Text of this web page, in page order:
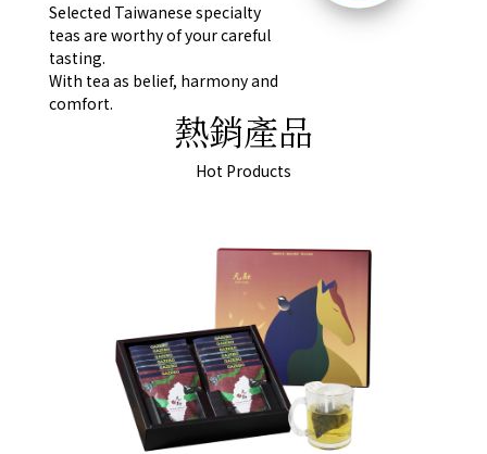
Selected Taiwanese specialty
teas are worthy of your careful
tasting.
With tea as belief, harmony and
comfort.
熱銷產品
Hot Products